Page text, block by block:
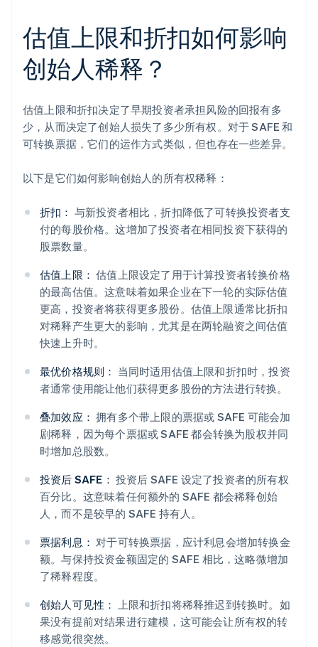
估值上限和折扣如何影响
创始人稀释？
估值上限和折扣决定了早期投资者承担风险的回报有多
少，从而决定了创始人损失了多少所有权。对于 SAFE 和
可转换票据，它们的运作方式类似，但也存在一些差异。
以下是它们如何影响创始人的所有权稀释：
折扣： 与新投资者相比，折扣降低了可转换投资者支
付的每股价格。这增加了投资者在相同投资下获得的
股票数量。
估值上限： 估值上限设定了用于计算投资者转换价格
的最高估值。这意味着如果企业在下一轮的实际估值
更高，投资者将获得更多股份。估值上限通常比折扣
对稀释产生更大的影响，尤其是在两轮融资之间估值
快速上升时。
最优价格规则： 当同时适用估值上限和折扣时，投资
者通常使用能让他们获得更多股份的方法进行转换。
叠加效应： 拥有多个带上限的票据或 SAFE 可能会加
剧稀释，因为每个票据或 SAFE 都会转换为股权并同
时增加总股数。
投资后 SAFE： 投资后 SAFE 设定了投资者的所有权
百分比。这意味着任何额外的 SAFE 都会稀释创始
人，而不是较早的 SAFE 持有人。
票据利息： 对于可转换票据，应计利息会增加转换金
额。与保持投资金额固定的 SAFE 相比，这略微增加
了稀释程度。
创始人可见性： 上限和折扣将稀释推迟到转换时。如
果没有提前对结果进行建模，这可能会让所有权的转
移感觉很突然。